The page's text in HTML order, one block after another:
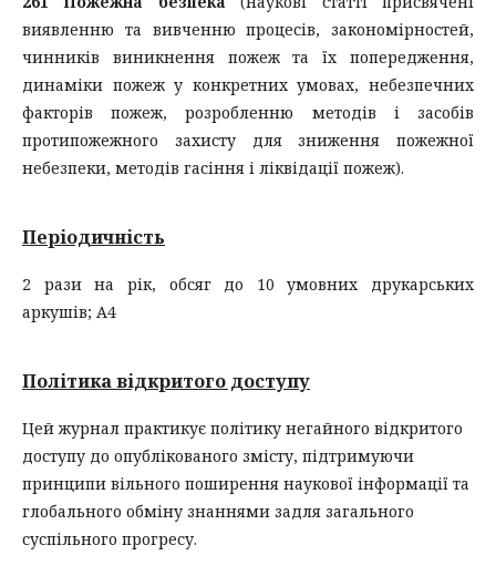
виявленню та вивченню процесів, закономірностей,
чинників виникнення пожеж та їх попередження,
динаміки пожеж у конкретних умовах, небезпечних
факторів пожеж, розробленню методів і засобів
протипожежного захисту для зниження пожежної
небезпеки, методів гасіння і ліквідації пожеж).
Періодичність
2 рази на рік, обсяг до 10 умовних друкарських
аркушів; А4
Політика відкритого доступу
Цей журнал практикує політику негайного відкритого
доступу до опублікованого змісту, підтримуючи
принципи вільного поширення наукової інформації та
глобального обміну знаннями задля загального
суспільного прогресу.